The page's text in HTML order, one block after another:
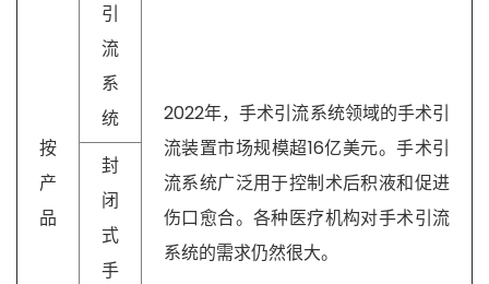
按
产
品
引
流
系
统
2022年，手术引流系统领域的手术引
流装置市场规模超16亿美元。手术引
流系统广泛用于控制术后积液和促进
伤口愈合。各种医疗机构对手术引流
系统的需求仍然很大。
封
闭
式
手